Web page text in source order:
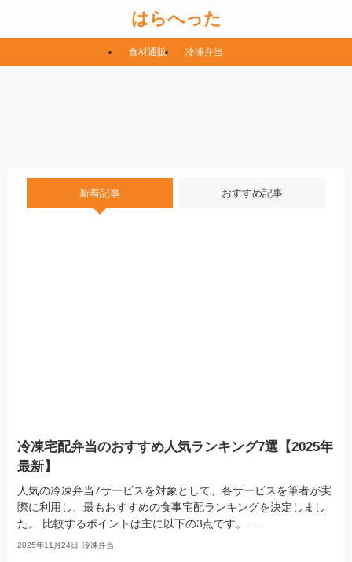
はらへった
食材通販 冷凍弁当
新着記事 おすすめ記事
冷凍宅配弁当のおすすめ人気ランキング7選【2025年
最新】
人気の冷凍弁当7サービスを対象として、各サービスを筆者が実
際に利用し、最もおすすめの食事宅配ランキングを決定しまし
た。 比較するポイントは主に以下の3点です。 ...
2025年11月24日 冷凍弁当